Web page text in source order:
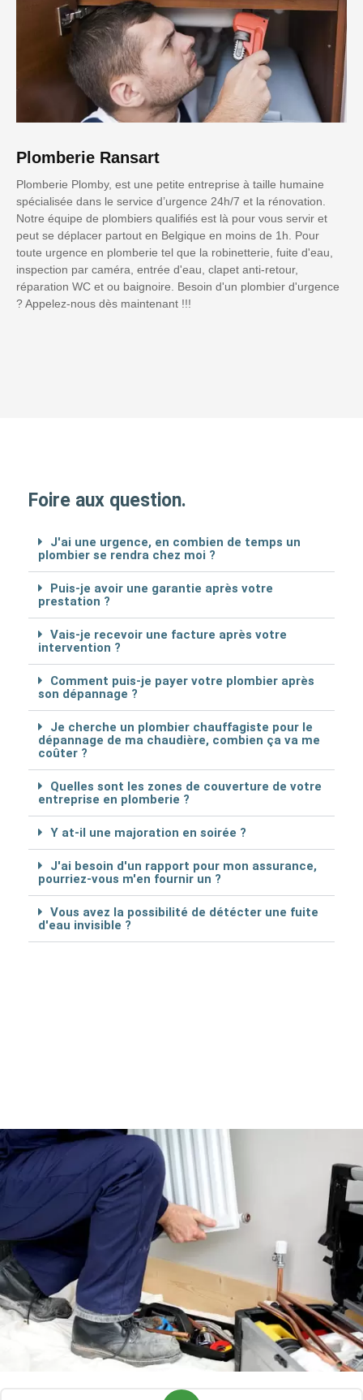
Plomberie Ransart
Plomberie Plomby, est une petite entreprise à taille humaine
spécialisée dans le service d’urgence 24h/7 et la rénovation.
Notre équipe de plombiers qualifiés est là pour vous servir et
peut se déplacer partout en Belgique en moins de 1h. Pour
toute urgence en plomberie tel que la robinetterie, fuite d'eau,
inspection par caméra, entrée d'eau, clapet anti-retour,
réparation WC et ou baignoire. Besoin d'un plombier d'urgence
? Appelez-nous dès maintenant !!!
Foire aux question.
J'ai une urgence, en combien de temps un
plombier se rendra chez moi ?
Puis-je avoir une garantie après votre
prestation ?
Vais-je recevoir une facture après votre
intervention ?
Comment puis-je payer votre plombier après
son dépannage ?
Je cherche un plombier chauffagiste pour le
dépannage de ma chaudière, combien ça va me
coûter ?
Quelles sont les zones de couverture de votre
entreprise en plomberie ?
Y at-il une majoration en soirée ?
J'ai besoin d'un rapport pour mon assurance,
pourriez-vous m'en fournir un ?
Vous avez la possibilité de détécter une fuite
d'eau invisible ?